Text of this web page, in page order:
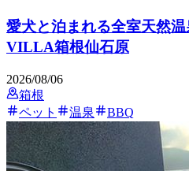
愛犬と泊まれる全室天然
VILLA箱根仙石原
2026/08/06
箱根
ペット
温泉 BBQ